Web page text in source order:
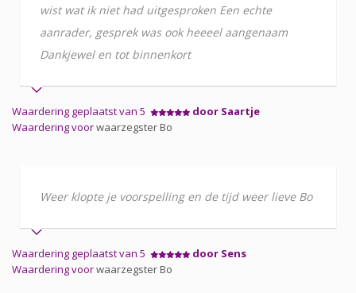
wist wat ik niet had uitgesproken Een echte
aanrader, gesprek was ook heeeel aangenaam
Dankjewel en tot binnenkort
Waardering geplaatst van 5
door Saartje
Waardering voorwaarzegster Bo
Weer klopte je voorspelling en de tijd weer lieve Bo
Waardering geplaatst van 5
door Sens
Waardering voorwaarzegster Bo